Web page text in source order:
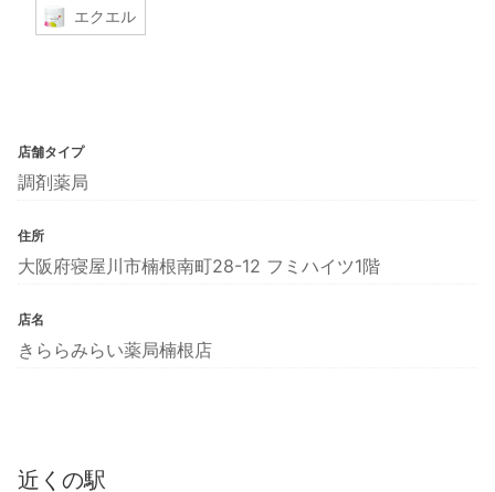
エクエル
店舗タイプ
調剤薬局
住所
大阪府寝屋川市楠根南町28-12 フミハイツ1階
店名
きららみらい薬局楠根店
近くの駅